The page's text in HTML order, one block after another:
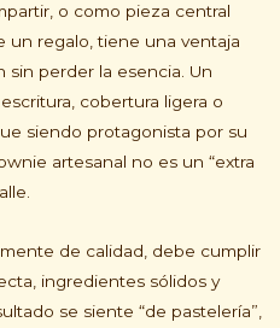
o como pieza central
un regalo, tiene una ventaja
sin perder la esencia. Un
cobertura ligera o
siendo protagonista por su
artesanal no es un “extra
de calidad, debe cumplir
ingredientes sólidos y
se siente “de pastelería”,